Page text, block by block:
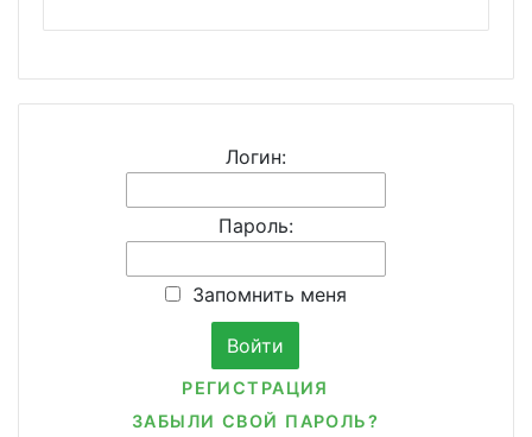
Логин:
Пароль:
Запомнить меня
РЕГИСТРАЦИЯ
ЗАБЫЛИ СВОЙ ПАРОЛЬ?